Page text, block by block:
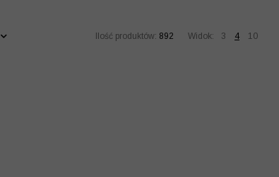
Ilość produktów: 892 Widok: 3 4 10